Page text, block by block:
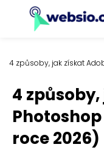
4 způsoby, jak získat
4
roce 2026)